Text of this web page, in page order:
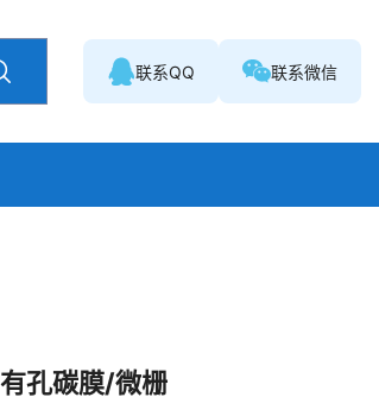
联系QQ 联系微信
孔碳膜/微栅